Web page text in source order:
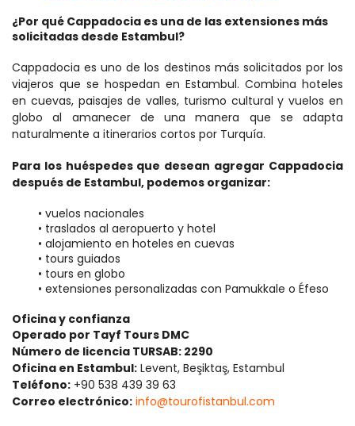
¿Por qué Cappadocia es una de las extensiones más
solicitadas desde Estambul?
Cappadocia es uno de los destinos más solicitados por los
viajeros que se hospedan en Estambul. Combina hoteles
en cuevas, paisajes de valles, turismo cultural y vuelos en
globo al amanecer de una manera que se adapta
naturalmente a itinerarios cortos por Turquía.
Para los huéspedes que desean agregar Cappadocia
después de Estambul, podemos organizar:
vuelos nacionales
traslados al aeropuerto y hotel
alojamiento en hoteles en cuevas
tours guiados
tours en globo
extensiones personalizadas con Pamukkale o Éfeso
Oficina y confianza
Operado por Tayf Tours DMC
Número de licencia TURSAB: 2290
Oficina en Estambul: Levent, Beşiktaş, Estambul
Teléfono: +90 538 439 39 63
Correo electrónico: info@tourofistanbul.com